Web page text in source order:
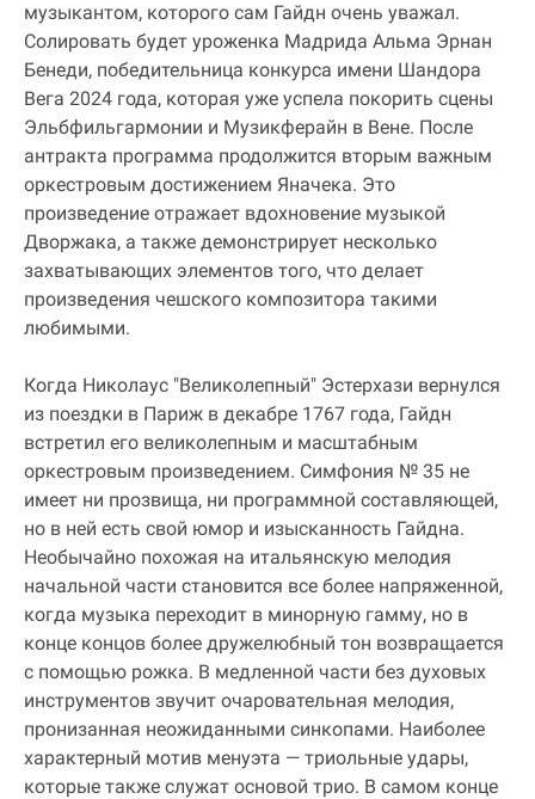
музыкантом, которого сам Гайдн очень уважал.
Солировать будет уроженка Мадрида Альма Эрнан
Бенеди, победительница конкурса имени Шандора
Вега 2024 года, которая уже успела покорить сцены
Эльбфильгармонии и Музикферайн в Вене. После
антракта программа продолжится вторым важным
оркестровым достижением Яначека. Это
произведение отражает вдохновение музыкой
Дворжака, а также демонстрирует несколько
захватывающих элементов того, что делает
произведения чешского композитора такими
любимыми.
Когда Николаус "Великолепный" Эстерхази вернулся
из поездки в Париж в декабре 1767 года, Гайдн
встретил его великолепным и масштабным
оркестровым произведением. Симфония № 35 не
имеет ни прозвища, ни программной составляющей,
но в ней есть свой юмор и изысканность Гайдна.
Необычайно похожая на итальянскую мелодия
начальной части становится все более напряженной,
когда музыка переходит в минорную гамму, но в
конце концов более дружелюбный тон возвращается
с помощью рожка. В медленной части без духовых
инструментов звучит очаровательная мелодия,
пронизанная неожиданными синкопами. Наиболее
характерный мотив менуэта — триольные удары,
которые также служат основой трио. В самом конце